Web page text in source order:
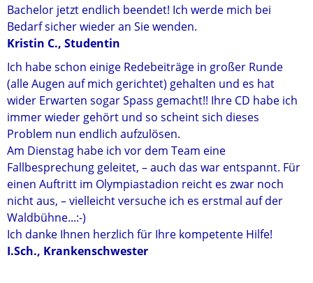
Bachelor jetzt endlich beendet! Ich werde mich bei
Bedarf sicher wieder an Sie wenden.
Kristin C., Studentin
Ich habe schon einige Redebeiträge in großer Runde
(alle Augen auf mich gerichtet) gehalten und es hat
wider Erwarten sogar Spass gemacht!! Ihre CD habe ich
immer wieder gehört und so scheint sich dieses
Problem nun endlich aufzulösen.
Am Dienstag habe ich vor dem Team eine
Fallbesprechung geleitet, – auch das war entspannt. Für
einen Auftritt im Olympiastadion reicht es zwar noch
nicht aus, – vielleicht versuche ich es erstmal auf der
Waldbühne...:-)
Ich danke Ihnen herzlich für Ihre kompetente Hilfe!
I.Sch., Krankenschwester